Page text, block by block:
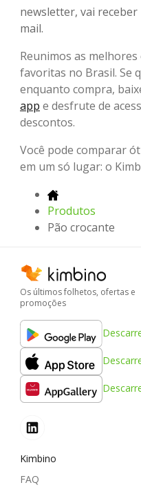
newsletter, vai
mail.
Reunimos as
favoritas no Brasil. Se
enquanto compra,
app e desfrute de
descontos.
Você pode comparar
em um só lugar: o
Produtos
Pão crocante
Os últimos folhetos, ofertas e
promoções
Kimbino
FAQ